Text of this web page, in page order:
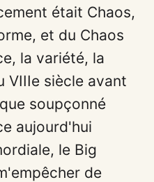
était Chaos,
et du Chaos
la variété, la
VIIIe siècle avant
soupçonné
aujourd'hui
le Big
de